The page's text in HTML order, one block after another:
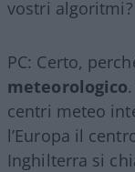
vostri algoritmi?
PC: Certo,
meteorologico
centri meteo
l’Europa il
Inghilterra si